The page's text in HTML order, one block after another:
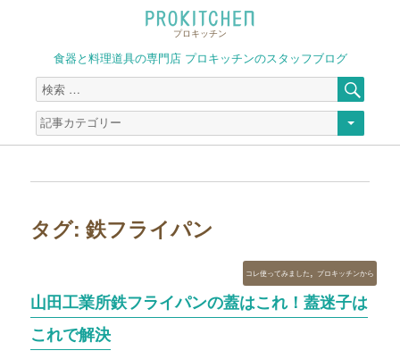
プロキッチン
食器と料理道具の専門店 プロキッチンのスタッフブログ
検
索
対
象:
索
タグ:鉄フライパン
山田工業所鉄フライパンの蓋はこれ！蓋迷子は
これで解決
カ
テ
ゴ
コレ使ってみました プロキッチンから